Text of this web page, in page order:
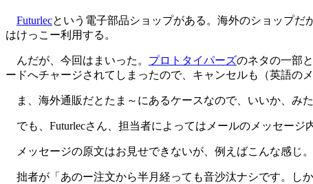
Futurlecという電子部品ショップがある。海外のショップ
はけっこー利用する。
んだが、今回はまいった。 プロトタイパーズのネタの一部
ードへチャージされてしまったので、キャンセルも（英語の
ま、海外通販だとたま～にあるケースなので、いいか、みた
でも、Futurlecさん、担当者によってはメールのメッセージ
メッセージの原文はお見せできないが、例えばこんな感じ。
拙者が「あのー注文から半月経っても音沙汰ナシです。し